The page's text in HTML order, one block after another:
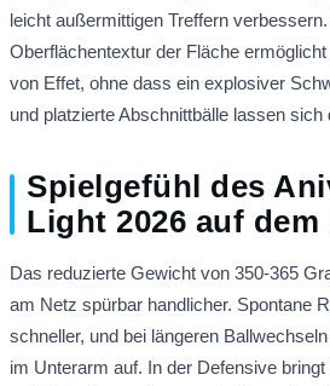
leicht außermittigen Treffern
Oberflächentextur der Fläche
von Effet, ohne dass ein explosiver
und platzierte Abschnittbälle lassen sich
Spielgefühl des
Light 2026 auf dem
Das reduzierte Gewicht von 350-365
am Netz spürbar handlicher. Spontane
schneller, und bei längeren
im Unterarm auf. In der Defensive